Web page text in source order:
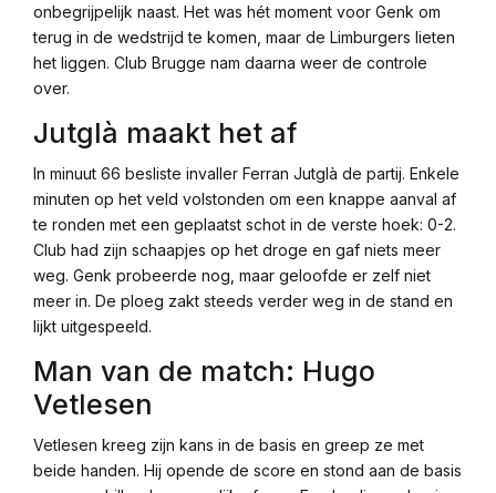
onbegrijpelijk naast. Het was hét moment voor Genk om
terug in de wedstrijd te komen, maar de Limburgers lieten
het liggen. Club Brugge nam daarna weer de controle
over.
Jutglà maakt het af
In minuut 66 besliste invaller Ferran Jutglà de partij. Enkele
minuten op het veld volstonden om een knappe aanval af
te ronden met een geplaatst schot in de verste hoek: 0-2.
Club had zijn schaapjes op het droge en gaf niets meer
weg. Genk probeerde nog, maar geloofde er zelf niet
meer in. De ploeg zakt steeds verder weg in de stand en
lijkt uitgespeeld.
Man van de match: Hugo
Vetlesen
Vetlesen kreeg zijn kans in de basis en greep ze met
beide handen. Hij opende de score en stond aan de basis